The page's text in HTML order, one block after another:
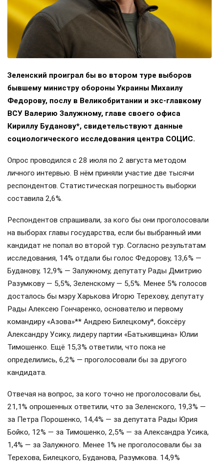
Зеленский проиграл бы во втором туре выборов
бывшему министру обороны Украины Михаилу
Федорову, послу в Великобритании и экс-главкому
ВСУ Валерию Залужному, главе своего офиса
Кириллу Буданову*, свидетельствуют данные
социологического исследования центра СОЦИС.
Опрос проводился с 28 июля по 2 августа методом
личного интервью. В нём приняли участие две тысячи
респондентов. Статистическая погрешность выборки
составила 2,6%.
Респондентов спрашивали, за кого бы они проголосовали
на выборах главы государства, если бы выбранный ими
кандидат не попал во второй тур. Согласно результатам
исследования, 14% отдали бы голос Федорову, 13,6% —
Буданову, 12,9% — Залужному, депутату Рады Дмитрию
Разумкову — 5,5%, Зеленскому — 5,5%. Менее 5% голосов
досталось бы мэру Харькова Игорю Терехову, депутату
Рады Алексею Гончаренко, основателю и первому
командиру «Азова»** Андрею Билецкому*, боксёру
Александру Усику, лидеру партии «Батькивщина» Юлии
Тимошенко. Ещё 15,3% ответили, что пока не
определились, 6,2% — проголосовали бы за другого
кандидата.
Отвечая на вопрос, за кого точно не проголосовали бы,
21,1% опрошенных ответили, что за Зеленского, 19,3% —
за Петра Порошенко, 14,4% — за депутата Рады Юрия
Бойко, 12% — за Тимошенко, 2,5% — за Александра Усика,
1,4% — за Залужного. Менее 1% не проголосовали бы за
Терехова, Билецкого, Буданова, Разумкова. 14,9%